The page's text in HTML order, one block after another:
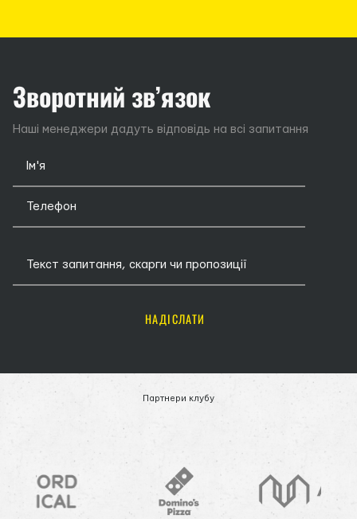
Зворотний зв’язок
Наші менеджери дадуть відповідь на всі запитання
НАДІСЛАТИ
Партнери клубу